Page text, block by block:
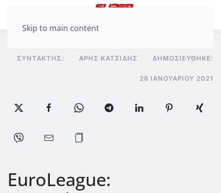
Skip to main content
ΣΥΝΤΆΚΤΗΣ: ΆΡΗΣ ΚΑΤΣΊΔΗΣ ΔΗΜΟΣΙΕΎΘΗΚΕ:
26 ΙΑΝΟΥΑΡΊΟΥ 2021
EuroLeague: